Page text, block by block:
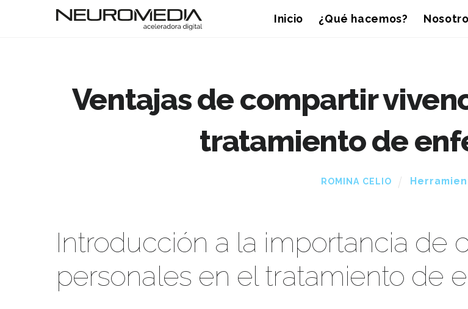
Inicio ¿Qué hacemos?
Ventajas de compartir
tratamiento de
ROMINA CELIO
Introducción a la importancia de
personales en el tratamiento de